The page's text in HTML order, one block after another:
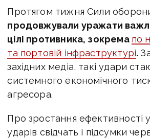
Протягом тижня Сили
продовжували уражати
цілі противника, зокрема по
та портовій інфраструктурі.
західних медіа, такі удари
системного економічного
агресора.
Про зростання ефективності
ударів свідчать і підсумки